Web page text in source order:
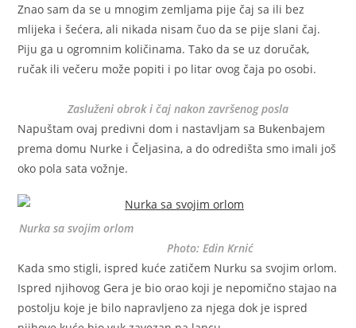
Znao sam da se u mnogim zemljama pije čaj sa ili bez
mlijeka i šećera, ali nikada nisam čuo da se pije slani čaj.
Piju ga u ogromnim količinama. Tako da se uz doručak,
ručak ili večeru može popiti i po litar ovog čaja po osobi.
Zasluženi obrok i čaj nakon završenog posla
Napuštam ovaj predivni dom i nastavljam sa Bukenbajem
prema domu Nurke i Čeljasina, a do odredišta smo imali još
oko pola sata vožnje.
Nurka sa svojim orlom
Photo: Edin Krnić
Kada smo stigli, ispred kuće zatičem Nurku sa svojim orlom.
Ispred njihovog Gera je bio orao koji je nepomično stajao na
postolju koje je bilo napravljeno za njega dok je ispred